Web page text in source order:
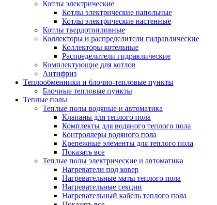
Котлы электрические
Котлы электрические напольные
Котлы электрические настенные
Котлы твердотопливные
Коллекторы и распределители гидравлические
Коллекторы котельные
Распределители гидравлические
Комплектующие для котлов
Антифриз
Теплообменники и блочно-тепловые пункты
Блочные тепловые пункты
Теплые полы
Теплые полы водяные и автоматика
Клапаны для теплого пола
Комплекты для водяного теплого пола
Контроллеры водяного пола
Крепежные элементы для теплого пола
Показать все
Теплые полы электрические и автоматика
Нагреватели под ковер
Нагревательные маты теплого пола
Нагревательные секции
Нагревательный кабель теплого пола